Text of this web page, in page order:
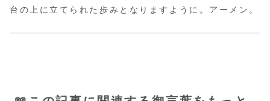
台の上に立てられた歩みとなりますように。アーメン。